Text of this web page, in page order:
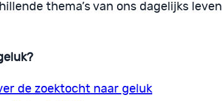
thema’s van ons dagelijks leven
de zoektocht naar geluk